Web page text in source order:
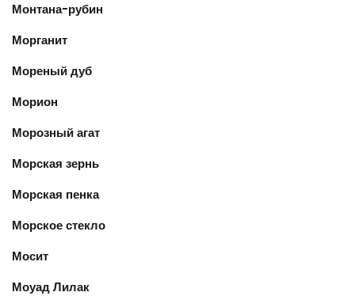
Монтана-рубин
Морганит
Мореный дуб
Морион
Морозный агат
Морская зернь
Морская пенка
Морское стекло
Мосит
Моуад Лилак